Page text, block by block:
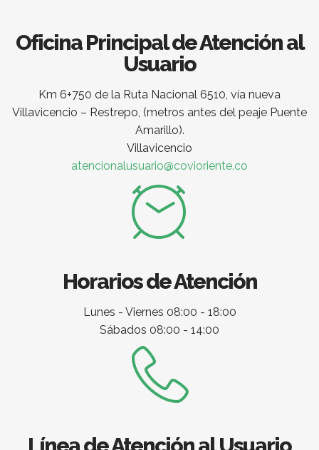
Oficina Principal de Atención al
Usuario
Km 6+750 de la Ruta Nacional 6510, vía nueva
Villavicencio – Restrepo, (metros antes del peaje Puente
Amarillo).
Villavicencio
atencionalusuario@covioriente.co
Horarios de Atención
Lunes - Viernes 08:00 - 18:00
Sábados 08:00 - 14:00